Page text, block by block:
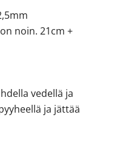
noin. 21cm +
vedellä ja
ja jättää